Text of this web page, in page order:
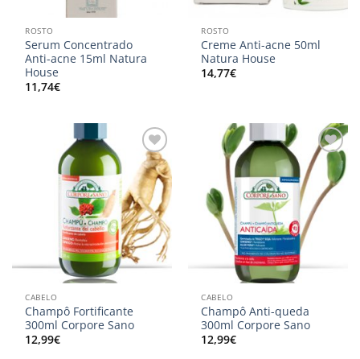
ROSTO
Serum Concentrado
Anti-acne 15ml Natura
House
11,74€
ROSTO
Creme Anti-acne 50ml
Natura House
14,77€
Adicionar
aos
meus
desejos
CABELO
Champô Fortificante
300ml Corpore Sano
12,99€
Adicionar
aos
meus
desejos
CABELO
Champô Anti-queda
300ml Corpore Sano
12,99€